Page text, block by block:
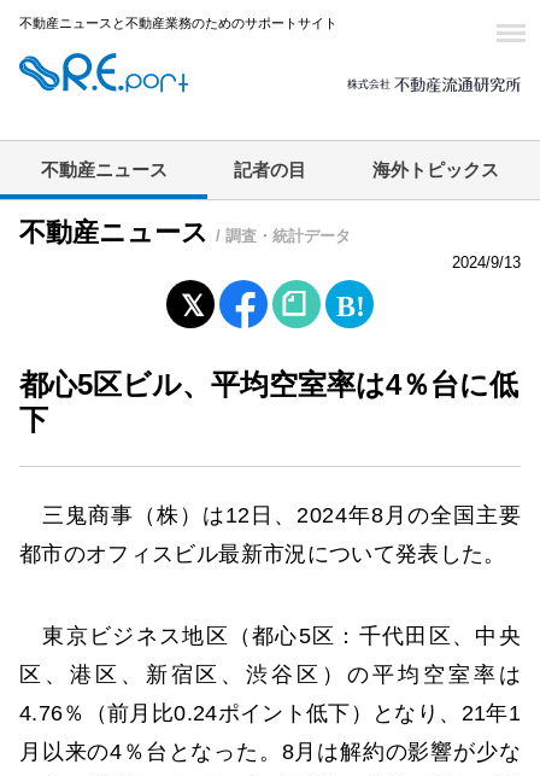
不動産ニュースと不動産業務のためのサポートサイト
不動産ニュース 記者の目 海外トピックス
不動産ニュース / 調査・統計データ
2024/9/13
都心5区ビル、平均空室率は4％台に低
下
三鬼商事（株）は12日、2024年8月の全国主要
都市のオフィスビル最新市況について発表した。
東京ビジネス地区（都心5区：千代田区、中央
区、港区、新宿区、渋谷区）の平均空室率は
4.76％（前月比0.24ポイント低下）となり、21年1
月以来の4％台となった。8月は解約の影響が少な